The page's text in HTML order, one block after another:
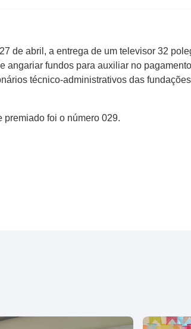
de abril, a entrega de um televisor 32
fundos para auxiliar no
técnico-administrativos das
foi o número 029.